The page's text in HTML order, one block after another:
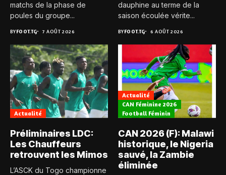
matchs de la phase de
poules du groupe...
BYFOOT.TG 7 AOÛT 2026
dauphine au terme de la
saison écoulée vérite...
BYFOOT.TG 6 AOÛT 2026
Actualité
Préliminaires LDC:
Les Chauffeurs
retrouvent les Mimos
L’ASCK du Togo championne
Actualité
CAN Féminine 2026
Football Féminin
CAN 2026 (F): Malawi
historique, le Nigeria
sauvé, la Zambie
éliminée